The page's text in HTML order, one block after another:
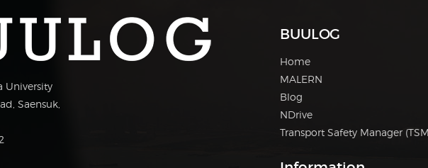
University
Saensuk,
BUULOG
Home
MALERN
Blog
NDrive
Transport Safety Manager